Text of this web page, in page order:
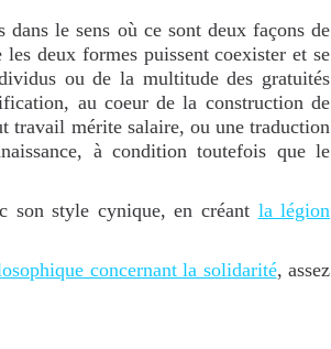
dans le sens où ce sont deux façons de
deux formes puissent coexister et se
ou de la multitude des gratuités
au coeur de la construction de
travail mérite salaire, ou une traduction
à condition toutefois que le
son style cynique, en créant la légion
concernant la solidarité, assez